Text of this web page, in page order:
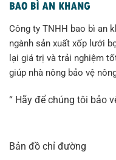
Công ty TNHH bao bì an
ngành sản xuất xốp lưới
lại giá trị và trải nghiệm
giúp nhà nông bảo vệ
“ Hãy để chúng tôi bảo
Bản đồ chỉ đường